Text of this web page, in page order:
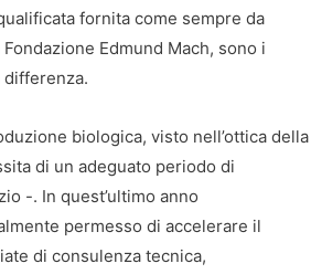
fornita come sempre da
Edmund Mach, sono i
biologica, visto nell’ottica della
di un adeguato periodo di
-. In quest’ultimo anno
permesso di accelerare il
di consulenza tecnica,